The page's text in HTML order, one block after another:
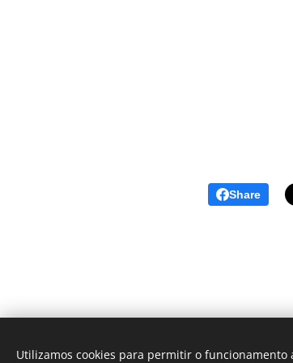
Share
Simbora lá? - Blog de
Utilizamos cookies para permitir o funcionamento